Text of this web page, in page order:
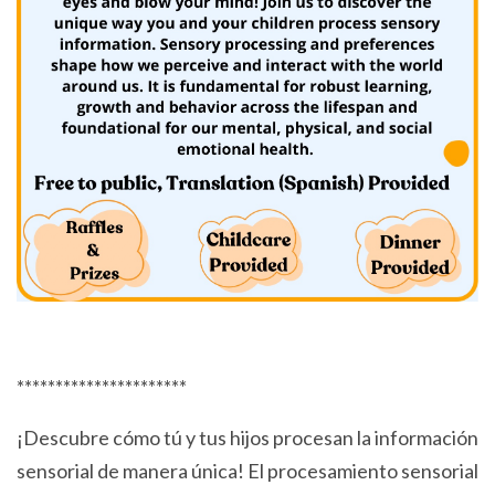
**********************
¡Descubre cómo tú y tus hijos procesan la información
sensorial de manera única! El procesamiento sensorial